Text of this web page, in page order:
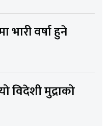
भारी वर्षा हुने
विदेशी मुद्राको